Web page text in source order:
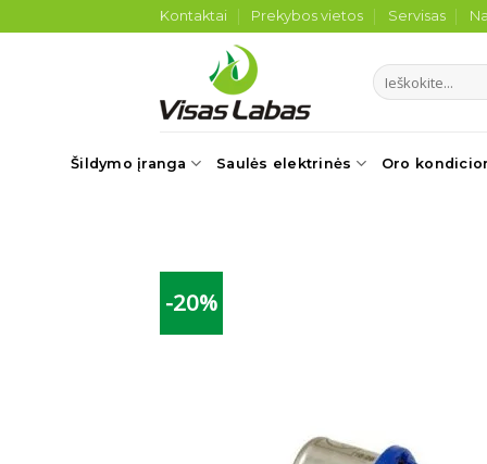
to
Kontaktai Prekybos vietos Servisas
Ieškoti:
Šildymo įranga Saulės elektrinės Oro
-20%